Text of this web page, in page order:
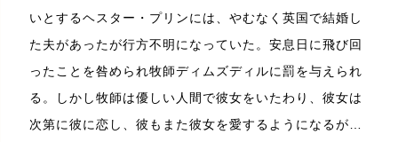
いとするヘスター・プリンには、やむなく英国で結婚し
た夫があったが行方不明になっていた。安息日に飛び回
ったことを咎められ牧師ディムズディルに罰を与えられ
る。しかし牧師は優しい人間で彼女をいたわり、彼女は
次第に彼に恋し、彼もまた彼女を愛するようになるが…